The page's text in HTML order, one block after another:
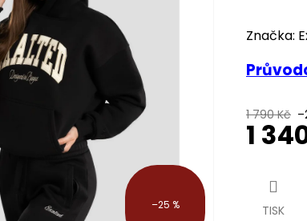
–25 %
1 790 Kč
1
TISK
Značka: